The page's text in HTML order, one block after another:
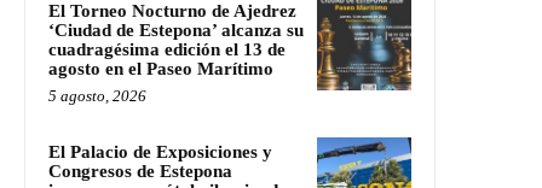
El Torneo Nocturno de Ajedrez
‘Ciudad de Estepona’ alcanza su
cuadragésima edición el 13 de
agosto en el Paseo Marítimo
5 agosto, 2026
El Palacio de Exposiciones y
Congresos de Estepona